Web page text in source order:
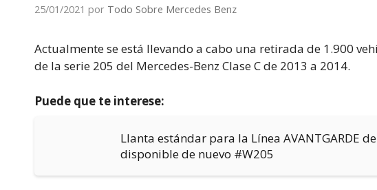
25/01/2021 por Todo Sobre Mercedes Benz
Actualmente se está llevando a cabo una retirada de 1.900
de la serie 205 del Mercedes-Benz Clase C de 2013 a 2014.
Puede que te interese:
Llanta estándar para la Línea AVANTGARDE
disponible de nuevo #W205